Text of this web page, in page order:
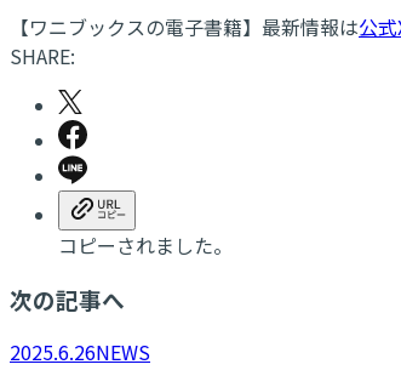
【ワニブックスの電子書籍】最新情報は公
SHARE:
コピーされました。
次の記事へ
2025.6.26NEWS